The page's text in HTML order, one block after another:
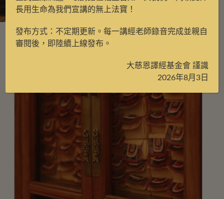
長用生命為我們宣講的無上法寶！
發布方式：不定期更新。每一講經老師錄音完成並親自
審閱後，即陸續上線發布。
大慈恩譯經基金會 謹識
2026年8月3日